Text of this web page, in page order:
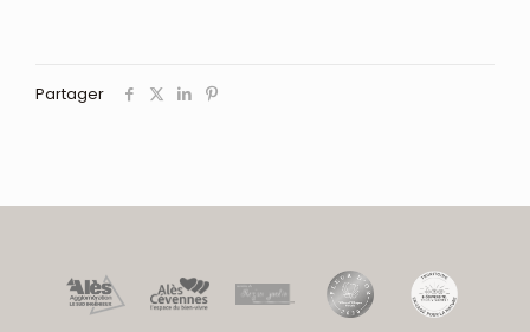
Partager